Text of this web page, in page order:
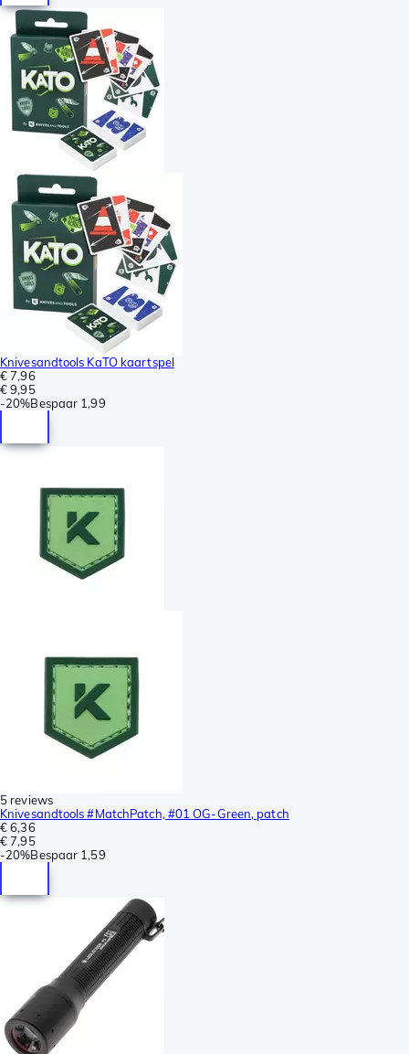
Knivesandtools KaTO kaartspel
€ 7,96
€ 9,95
-20%Bespaar 1,99
5 reviews
Knivesandtools #MatchPatch, #01 OG-Green, patch
€ 6,36
€ 7,95
-20%Bespaar 1,59